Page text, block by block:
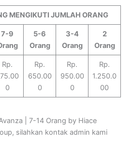
MENGIKUTI JUMLAH ORANG
7-9
5-6
Orang
3-4
Orang
2
Orang
Rp.
0
Rp.
650.00
0
Rp.
950.00
0
Rp.
1.250.0
00
| 7-14 Orang by Hiace
silahkan kontak admin kami